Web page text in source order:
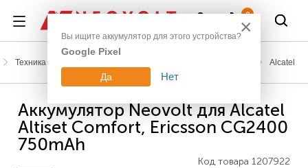
0
Техника для дома Alcatel
Аккумулятор Neovolt для Alcatel
Altiset Comfort, Ericsson CG2400
750mAh
Код товара 1207922
×
Вы ищите аккумулятор для этого устройства?
Google Pixel
Да Нет